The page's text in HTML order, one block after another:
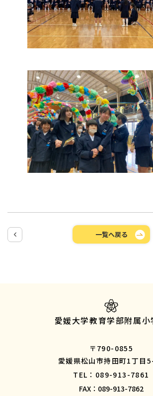
一覧へ戻る
愛媛大学教育学部附属小
〒790-0855
愛媛県松山市持田町1丁目
TEL：089-913-7861
FAX：089-913-7862